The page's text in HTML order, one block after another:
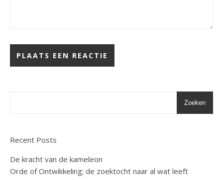
Zoeken
Recent Posts
De kracht van de kameleon
Orde of Ontwikkeling; de zoektocht naar al wat leeft